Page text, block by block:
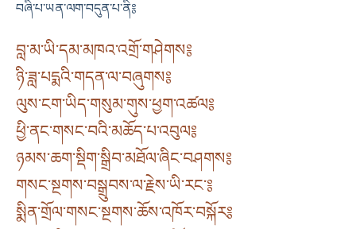
བཞི་པ་ཡན་ལག་བདུན་པ་ནི༔
བླ་མ་ཡི་དམ་མཁའ་འགྲོ་གཤེགས༔
ཉི་ཟླ་པདྨའི་གདན་ལ་བཞུགས༔
ལུས་ངག་ཡིད་གསུམ་གུས་ཕྱག་འཚལ༔
ཕྱི་ནང་གསང་བའི་མཆོད་པ་འབུལ༔
ཉམས་ཆག་སྡིག་སྒྲིབ་མཐོལ་ཞིང་བཤགས༔
གསང་སྔགས་བསྒྲུབས་ལ་རྗེས་ཡི་རང་༔
སྨིན་གྲོལ་གསང་སྔགས་ཆོས་འཁོར་བསྐོར༔